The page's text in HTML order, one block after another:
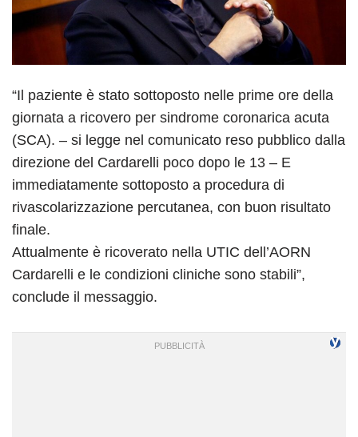
“Il paziente è stato sottoposto nelle prime ore della
giornata a ricovero per sindrome coronarica acuta
(SCA). – si legge nel comunicato reso pubblico dalla
direzione del Cardarelli poco dopo le 13 – E
immediatamente sottoposto a procedura di
rivascolarizzazione percutanea, con buon risultato
finale.
Attualmente è ricoverato nella UTIC dell’AORN
Cardarelli e le condizioni cliniche sono stabili”,
conclude il messaggio.